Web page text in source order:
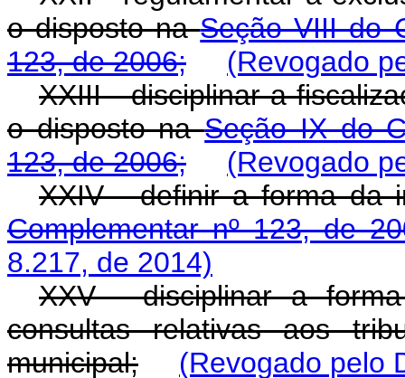
o disposto naSeção VIII do
123, de 2006;
(Revogado
XXIII - disciplinar a
o disposto naSeção IX do
123, de 2006;
(Revogado
XXIV - definir a forma da
Complementar nº 123, de
8.217, de 2014)
XXV - disciplinar a
consultas relativas aos
municipal;
(Revogado pelo